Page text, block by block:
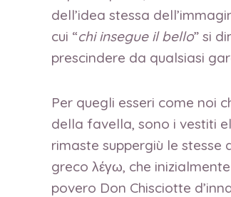
dell’idea stessa
cui “chi insegue il bello” si
prescindere da qualsiasi
Per quegli esseri come noi
della favella, sono i vestiti
rimaste suppergiù le
greco λέγω, che
povero Don Chisciotte